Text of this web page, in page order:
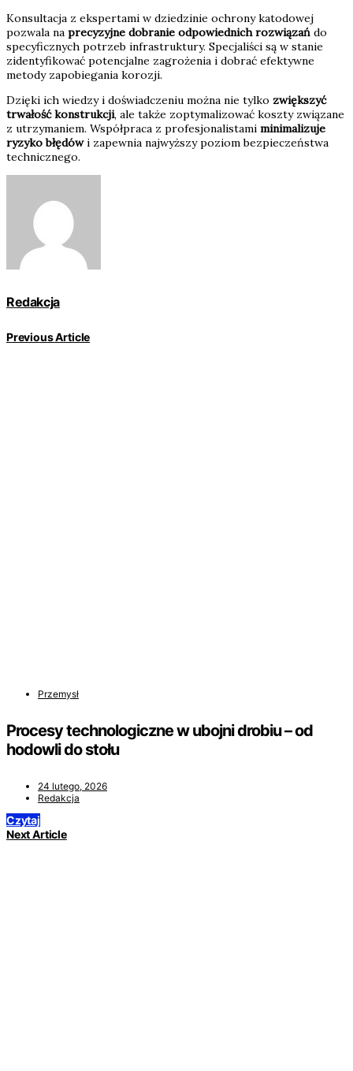
Konsultacja z ekspertami w dziedzinie ochrony katodowej
pozwala na precyzyjne dobranie odpowiednich rozwiązań do
specyficznych potrzeb infrastruktury. Specjaliści są w stanie
zidentyfikować potencjalne zagrożenia i dobrać efektywne
metody zapobiegania korozji.
Dzięki ich wiedzy i doświadczeniu można nie tylko zwiększyć
trwałość konstrukcji, ale także zoptymalizować koszty związane
z utrzymaniem. Współpraca z profesjonalistami minimalizuje
ryzyko błędówi zapewnia najwyższy poziom bezpieczeństwa
technicznego.
Redakcja
Previous Article
Przemysł
Procesy technologiczne w ubojni drobiu – od
hodowli do stołu
24 lutego, 2026
Redakcja
Czytaj
Next Article